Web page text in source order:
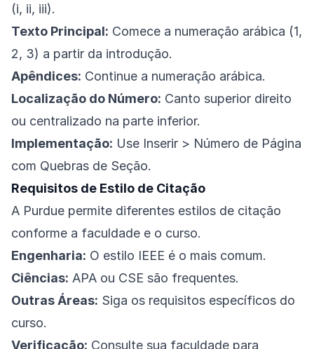
(i, ii, iii).
Texto Principal: Comece a numeração arábica (1,
2, 3) a partir da introdução.
Apêndices: Continue a numeração arábica.
Localização do Número: Canto superior direito
ou centralizado na parte inferior.
Implementação: Use Inserir > Número de Página
com Quebras de Seção.
Requisitos de Estilo de Citação
A Purdue permite diferentes estilos de citação
conforme a faculdade e o curso.
Engenharia: O estilo IEEE é o mais comum.
Ciências: APA ou CSE são frequentes.
Outras Áreas: Siga os requisitos específicos do
curso.
Verificação: Consulte sua faculdade para